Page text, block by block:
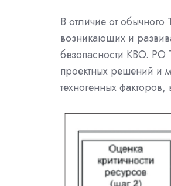
В отличие от
возникающих и
безопасности КВО. РО
проектных решений и
техногенных